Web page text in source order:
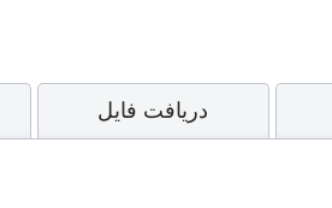
دریافت فایل